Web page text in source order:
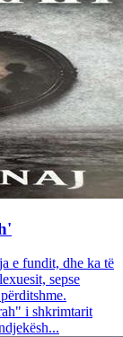
e fundit, dhe ka të
sepse
i shkrimtarit